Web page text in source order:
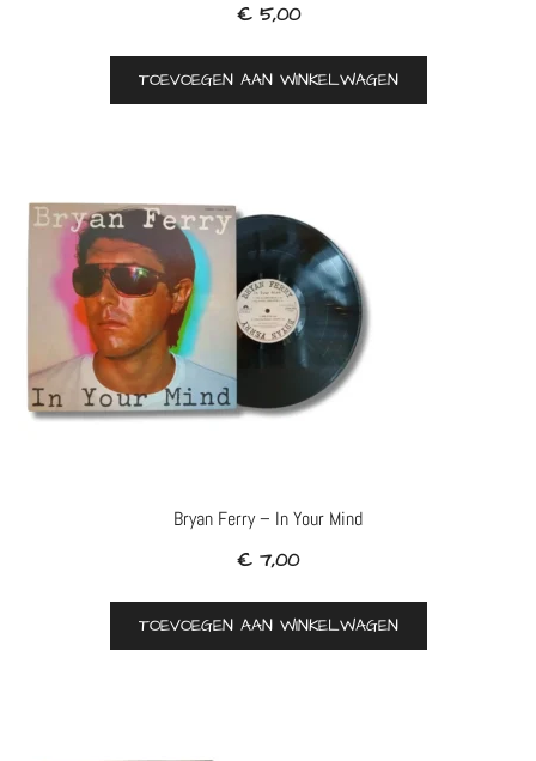
€5,00
TOEVOEGEN AAN WINKELWAGEN
Bryan Ferry – In Your Mind
€ 7,00
TOEVOEGEN AAN WINKELWAGEN